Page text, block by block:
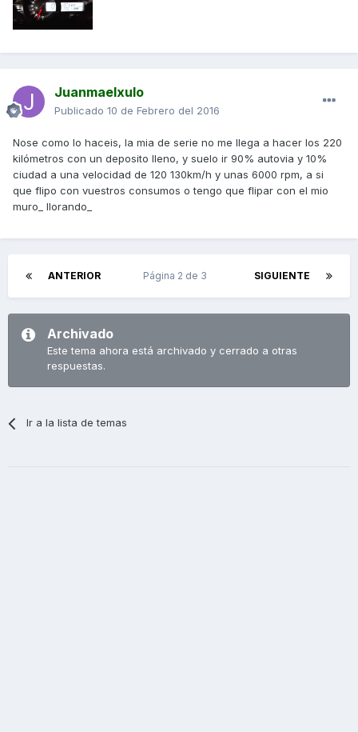
Juanmaelxulo
Publicado 10 de Febrero del 2016
Nose como lo haceis, la mia de serie no me llega a hacer los 220
kilómetros con un deposito lleno, y suelo ir 90% autovia y 10%
ciudad a una velocidad de 120 130km/h y unas 6000 rpm, a si
que flipo con vuestros consumos o tengo que flipar con el mio
muro_ llorando_
ANTERIOR SIGUIENTE
Página 2 de 3
Archivado
Este tema ahora está archivado y cerrado a otras
respuestas.
Ir a la lista de temas